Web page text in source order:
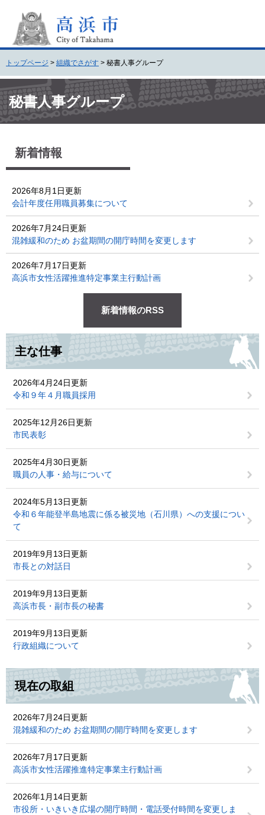
頭
で
す
。
飛
ば
し
て
本
トップページ > 組織でさがす > 秘書人事グループ
文秘書人事グループ
新着情報
2026年8月1日更新
会計年度任用職員募集について
2026年7月24日更新
混雑緩和のため お盆期間の開庁時間を変更します
2026年7月17日更新
高浜市女性活躍推進特定事業主行動計画
新着情報のRSS
主な仕事
2026年4月24日更新
令和９年４月職員採用
2025年12月26日更新
市民表彰
2025年4月30日更新
職員の人事・給与について
2024年5月13日更新
令和６年能登半島地震に係る被災地（石川県）への支援につい
て
2019年9月13日更新
市長との対話日
2019年9月13日更新
高浜市長・副市長の秘書
2019年9月13日更新
行政組織について
現在の取組
2026年7月24日更新
混雑緩和のため お盆期間の開庁時間を変更します
2026年7月17日更新
高浜市女性活躍推進特定事業主行動計画
2026年1月14日更新
市役所・いきいき広場の開庁時間・電話受付時間を変更しま